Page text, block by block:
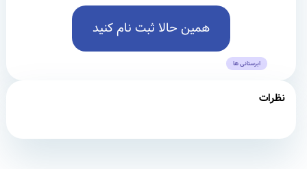
همین حالا ثبت نام کنید
ابرستانی ها
نظرات